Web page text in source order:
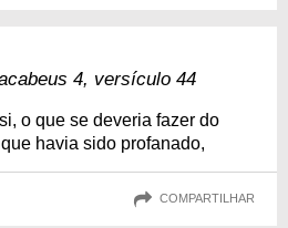
4, versículo 44
o que se deveria fazer do
havia sido profanado,
COMPARTILHAR